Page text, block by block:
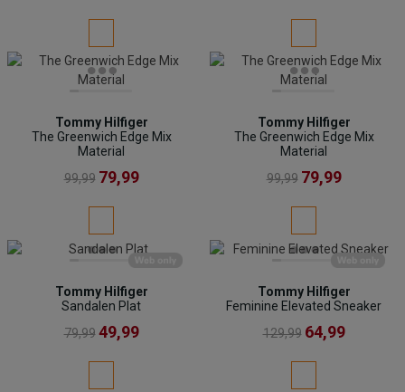
Tommy Hilfiger
The Greenwich Edge Mix
Material
99,99 79,99
Tommy Hilfiger
The Greenwich Edge Mix
Material
99,99 79,99
Tommy Hilfiger
Sandalen Plat
79,99 49,99
Tommy Hilfiger
Feminine Elevated Sneaker
129,99 64,99